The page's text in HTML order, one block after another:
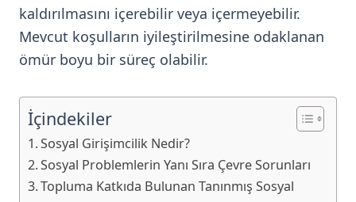
kaldırılmasını içerebilir veya içermeyebilir.
Mevcut koşulların iyileştirilmesine odaklanan
ömür boyu bir süreç olabilir.
İçindekiler
Sosyal Girişimcilik Nedir?
Sosyal Problemlerin Yanı Sıra Çevre Sorunları
Topluma Katkıda Bulunan Tanınmış Sosyal